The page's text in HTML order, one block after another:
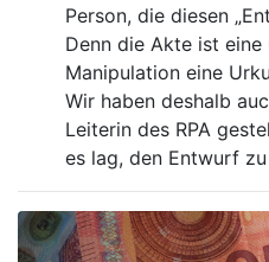
Person, die diesen
Denn die Akte ist
Manipulation eine
Wir haben deshalb
Leiterin des RPA
es lag, den Entwurf